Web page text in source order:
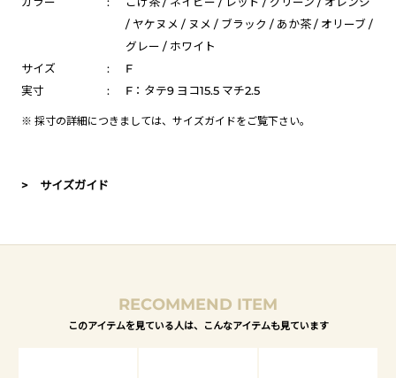
/ ヤケヌメ / ヌメ / ブラック / あか茶 / オリーブ /
グレー / ホワイト
サイズ
:
F
実寸
: F：タテ9 ヨコ15.5 マチ2.5
※ 採寸の詳細につきましては、 サイズガイドをご覧下さい。
> サイズガイド
RECOMMEND ITEM
このアイテムを見ている人は、こんなアイテムも見ています